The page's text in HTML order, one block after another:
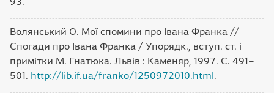
Волянський О. Мої спомини про Івана Франка //
Спогади про Івана Франка / Упорядк., вступ. ст. і
примітки М. Гнатюка. Львів : Каменяр, 1997. С. 491–
501. http://lib.if.ua/franko/1250972010.html